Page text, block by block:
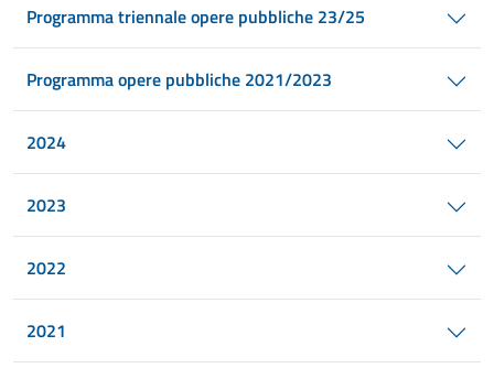
Programma triennale opere pubbliche 23/25
Programma opere pubbliche 2021/2023
2024
2023
2022
2021